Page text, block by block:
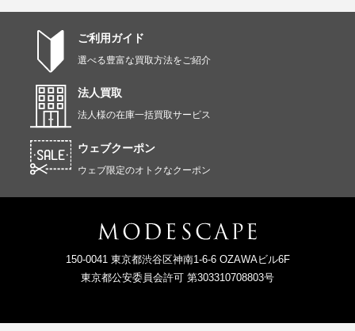
ご利用ガイド
選べる豊富な買取方法をご紹介
法人買取
法人様の在庫一括買取サービス
ウェブクーポン
ウェブ限定のオトクなクーポン
150-0041 東京都渋谷区神南1-6-6 OZAWAビル6F
東京都公安委員会許可 第303310708803号